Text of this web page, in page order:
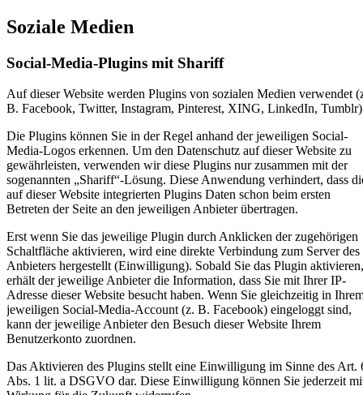
Soziale Medien
Social-Media-Plugins mit Shariff
Auf dieser Website werden Plugins von sozialen Medien verwendet
B. Facebook, Twitter, Instagram, Pinterest, XING, LinkedIn,
Die Plugins können Sie in der Regel anhand der jeweiligen Social-
Media-Logos erkennen. Um den Datenschutz auf dieser Website zu
gewährleisten, verwenden wir diese Plugins nur zusammen mit der
sogenannten „Shariff“-Lösung. Diese Anwendung verhindert, dass
auf dieser Website integrierten Plugins Daten schon beim ersten
Betreten der Seite an den jeweiligen Anbieter übertragen.
Erst wenn Sie das jeweilige Plugin durch Anklicken der zugehörigen
Schaltfläche aktivieren, wird eine direkte Verbindung zum Server des
Anbieters hergestellt (Einwilligung). Sobald Sie das Plugin aktivieren,
erhält der jeweilige Anbieter die Information, dass Sie mit Ihrer IP-
Adresse dieser Website besucht haben. Wenn Sie gleichzeitig in
jeweiligen Social-Media-Account (z. B. Facebook) eingeloggt sind,
kann der jeweilige Anbieter den Besuch dieser Website Ihrem
Benutzerkonto zuordnen.
Das Aktivieren des Plugins stellt eine Einwilligung im Sinne des Art.
Abs. 1 lit. a DSGVO dar. Diese Einwilligung können Sie jederzeit